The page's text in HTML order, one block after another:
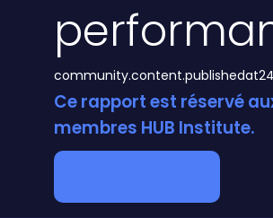
community.content.publishedat
Ce rapport est réservé
membres HUB Institute.